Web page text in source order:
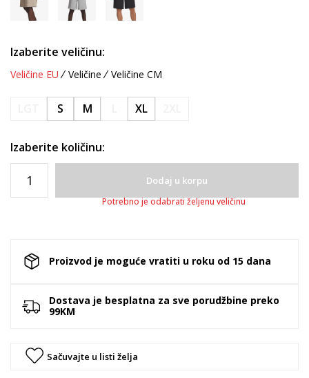
Izaberite veličinu:
Veličine EU Veličine Veličine CM
S M XL
Izaberite količinu:
Dodaj u korpu
Potrebno je odabrati željenu veličinu
Proizvod je moguće vratiti u roku od 15 dana
Dostava je besplatna za sve porudžbine preko
99KM
Sačuvajte u listi želja